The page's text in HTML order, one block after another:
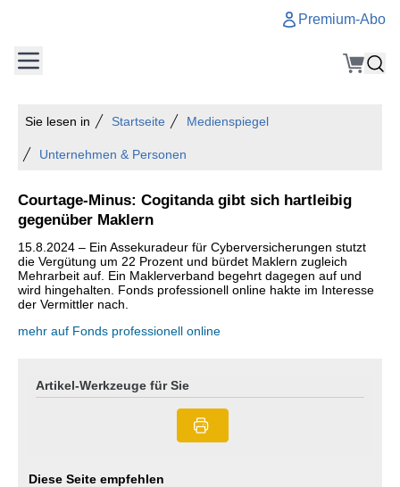
Premium-Abo
Sie lesen in Startseite Medienspiegel
Unternehmen & Personen
Courtage-Minus: Cogitanda gibt sich hartleibig
gegenüber Maklern
15.8.2024 – Ein Assekuradeur für Cyberversicherungen stutzt
die Vergütung um 22 Prozent und bürdet Maklern zugleich
Mehrarbeit auf. Ein Maklerverband begehrt dagegen auf und
wird hingehalten. Fonds professionell online hakte im Interesse
der Vermittler nach.
mehr auf Fonds professionell online
Artikel-Werkzeuge für Sie
Diese Seite empfehlen